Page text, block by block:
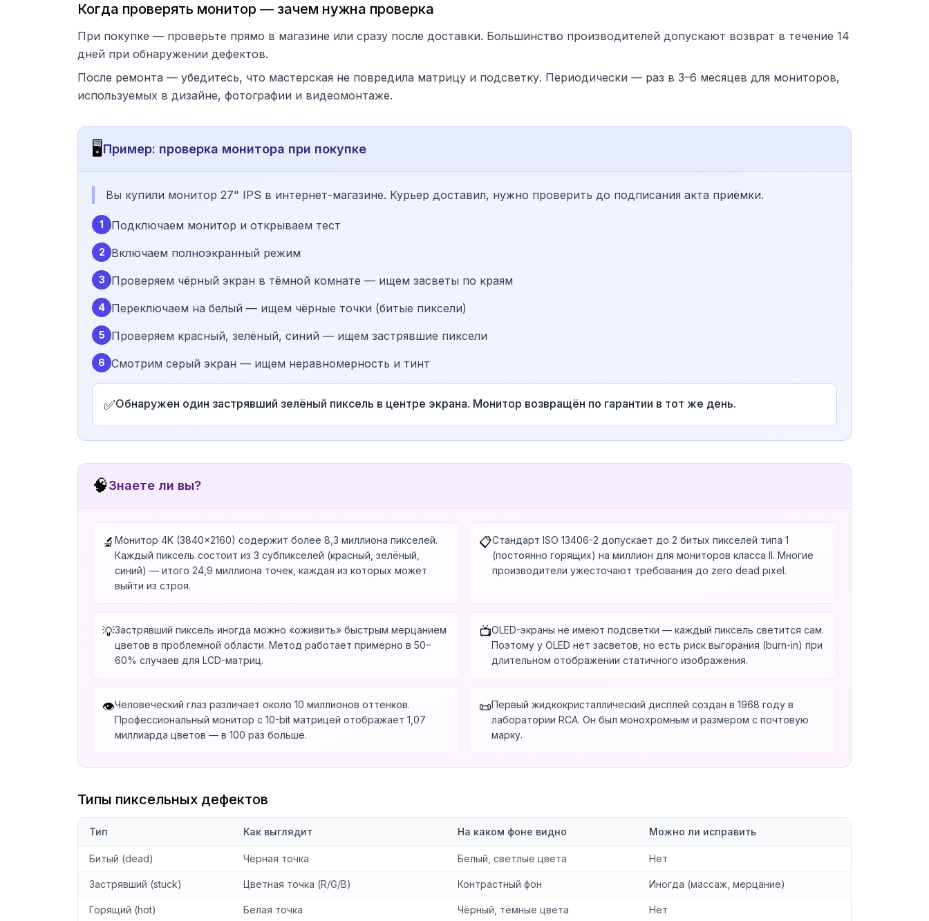
Когда проверять монитор — зачем нужна проверка
При покупке — проверьте прямо в магазине или сразу после доставки. Большинство производителей допускают возврат в течение 14
дней при обнаружении дефектов.
После ремонта — убедитесь, что мастерская не повредила матрицу и подсветку. Периодически — раз в 3–6 месяцев для мониторов,
используемых в дизайне, фотографии и видеомонтаже.
🖥️Пример: проверка монитора при покупке
Вы купили монитор 27" IPS в интернет-магазине. Курьер доставил, нужно проверить до подписания акта приёмки.
1 Подключаем монитор и открываем тест
2 Включаем полноэкранный режим
3 Проверяем чёрный экран в тёмной комнате — ищем засветы по краям
4 Переключаем на белый — ищем чёрные точки (битые пиксели)
5 Проверяем красный, зелёный, синий — ищем застрявшие пиксели
6 Смотрим серый экран — ищем неравномерность и тинт
✅Обнаружен один застрявший зелёный пиксель в центре экрана. Монитор возвращён по гарантии в тот же день.
🧠Знаете ли вы?
🔬 Монитор 4K (3840×2160) содержит более 8,3 миллиона пикселей.
Каждый пиксель состоит из 3 субпикселей (красный, зелёный,
синий) — итого 24,9 миллиона точек, каждая из которых может
выйти из строя.
📋Стандарт ISO 13406-2 допускает до 2 битых пикселей типа 1
(постоянно горящих) на миллион для мониторов класса II. Многие
производители ужесточают требования до zero dead pixel.
💡Застрявший пиксель иногда можно «оживить» быстрым мерцанием
цветов в проблемной области. Метод работает примерно в 50–
60% случаев для LCD-матриц.
📺OLED-экраны не имеют подсветки — каждый пиксель светится сам.
Поэтому у OLED нет засветов, но есть риск выгорания (burn-in) при
длительном отображении статичного изображения.
👁️Человеческий глаз различает около 10 миллионов оттенков.
Профессиональный монитор с 10-bit матрицей отображает 1,07
миллиарда цветов — в 100 раз больше.
📜Первый жидкокристаллический дисплей создан в 1968 году в
лаборатории RCA. Он был монохромным и размером с почтовую
марку.
Типы пиксельных дефектов
Тип Как выглядит На каком фоне видно Можно ли исправить
Битый (dead) Чёрная точка Белый, светлые цвета Нет
Застрявший (stuck) Цветная точка (R/G/B) Контрастный фон Иногда (массаж, мерцание)
Горящий (hot) Белая точка Чёрный, тёмные цвета Нет